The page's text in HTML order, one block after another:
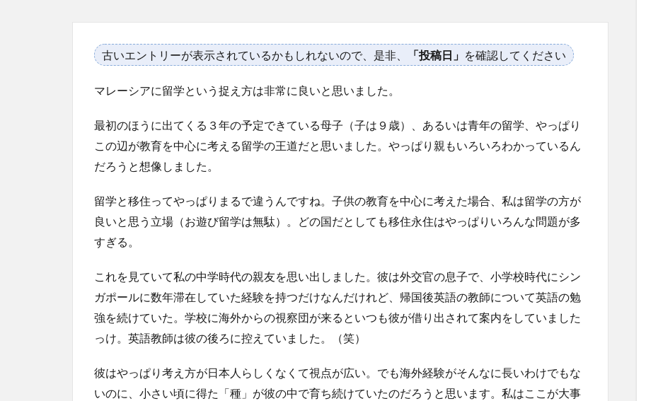
古いエントリーが表示されているかもしれないので、是非、 「投稿日」 を確認してください
マレーシアに留学という捉え方は非常に良いと思いました。
最初のほうに出てくる３年の予定できている母子（子は９歳）、あるいは青年の留学、やっぱり
この辺が教育を中心に考える留学の王道だと思いました。やっぱり親もいろいろわかっているん
だろうと想像しました。
留学と移住ってやっぱりまるで違うんですね。子供の教育を中心に考えた場合、私は留学の方が
良いと思う立場（お遊び留学は無駄）。どの国だとしても移住永住はやっぱりいろんな問題が多
すぎる。
これを見ていて私の中学時代の親友を思い出しました。彼は外交官の息子で、小学校時代にシン
ガポールに数年滞在していた経験を持つだけなんだけれど、帰国後英語の教師について英語の勉
強を続けていた。学校に海外からの視察団が来るといつも彼が借り出されて案内をしていました
っけ。英語教師は彼の後ろに控えていました。（笑）
彼はやっぱり考え方が日本人らしくなくて視点が広い。でも海外経験がそんなに長いわけでもな
いのに、小さい頃に得た「種」が彼の中で育ち続けていたのだろうと思います。私はここが大事